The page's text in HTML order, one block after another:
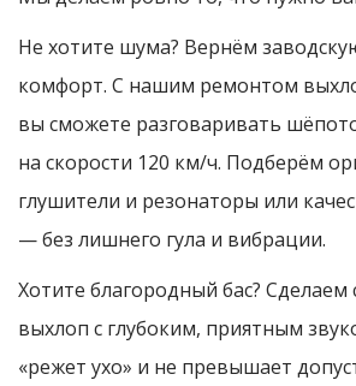
Не хотите шума? Вернём
комфорт. С нашим ремонтом
вы сможете разговаривать
на скорости 120 км/ч. Подберём
глушители и резонаторы или
— без лишнего гула и вибрации.
Хотите благородный бас?
выхлоп с глубоким, приятным
«режет ухо» и не превышает